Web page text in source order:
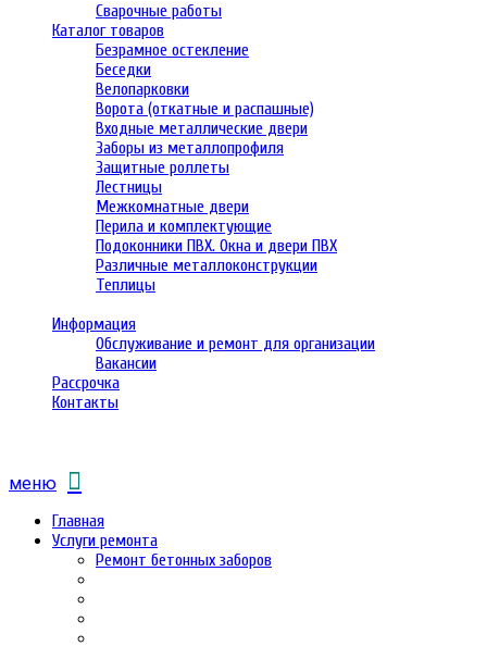
Сварочные работы
Каталог товаров
Безрамное остекление
Беседки
Велопарковки
Ворота (откатные и распашные)
Входные металлические двери
Заборы из металлопрофиля
Защитные роллеты
Лестницы
Межкомнатные двери
Перила и комплектующие
Подоконники ПВХ. Окна и двери ПВХ
Различные металлоконструкции
Теплицы
Информация
Обслуживание и ремонт для организации
Вакансии
Рассрочка
Контакты
меню
Главная
Услуги ремонта
Ремонт бетонных заборов